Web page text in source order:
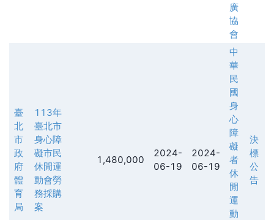
廣
協
會
臺
北
市
政
府
體
育
局
113年
臺北市
身心障
礙市民
休閒運
動會勞
務採購
案
1,480,000
2024-
06-19
2024-
06-19
中
華
民
國
身
心
障
礙
者
休
閒
運
動
決
標
公
告